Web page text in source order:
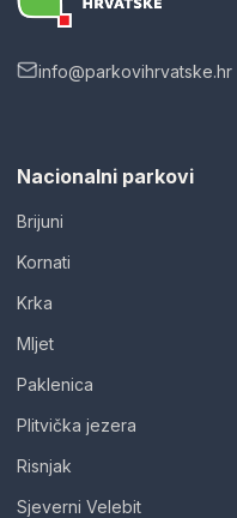
info@parkovihrvatske.hr
Nacionalni parkovi
Brijuni
Kornati
Krka
Mljet
Paklenica
Plitvička jezera
Risnjak
Sjeverni Velebit